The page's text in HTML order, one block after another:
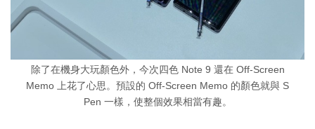
除了在機身大玩顏色外，今次四色 Note 9 還在 Off-Screen
Memo 上花了心思。預設的 Off-Screen Memo 的顏色就與 S
Pen 一樣，使整個效果相當有趣。